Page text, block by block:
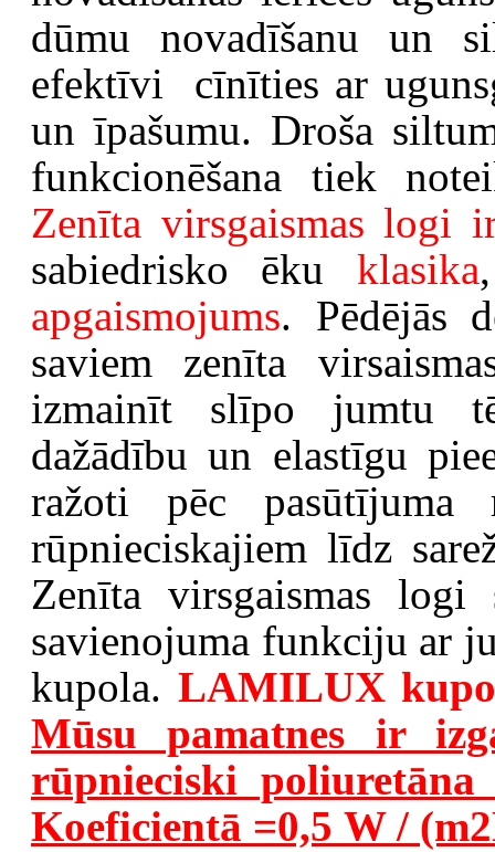
dūmu novadīšanu un
efektīvi cīnīties ar
un īpašumu. Droša
funkcionēšana tiek
Zenīta virsgaismas logi
sabiedrisko ēku klasika
apgaismojums. Pēdējās
saviem zenīta
izmainīt slīpo jumtu
dažādību un elastīgu
ražoti pēc pasūtījuma
rūpnieciskajiem līdz
Zenīta virsgaismas logi
savienojuma funkciju ar
kupola. LAMILUX
Mūsu pamatnes ir
rūpnieciski
Koeficientā =0,5 W /